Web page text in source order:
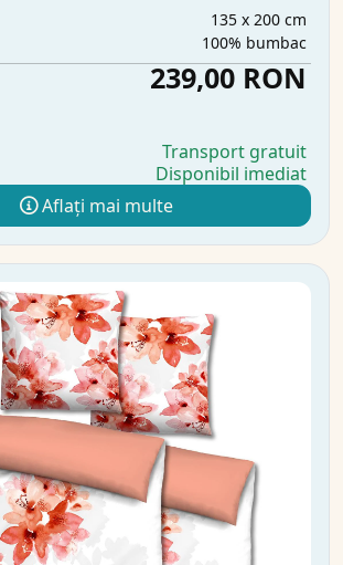
135 x 200 cm
100% bumbac
239,00 RON
Transport gratuit
Disponibil imediat
Aflați mai multe